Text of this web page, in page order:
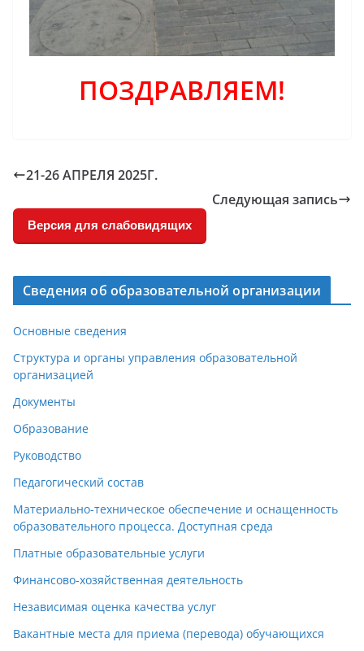
ПОЗДРАВЛЯЕМ!
21-26 АПРЕЛЯ 2025Г.
Следующая запись
Версия для слабовидящих
Сведения об образовательной организации
Основные сведения
Структура и органы управления образовательной
организацией
Документы
Образование
Руководство
Педагогический состав
Материально-техническое обеспечение и оснащенность
образовательного процесса. Доступная среда
Платные образовательные услуги
Финансово-хозяйственная деятельность
Независимая оценка качества услуг
Вакантные места для приема (перевода) обучающихся